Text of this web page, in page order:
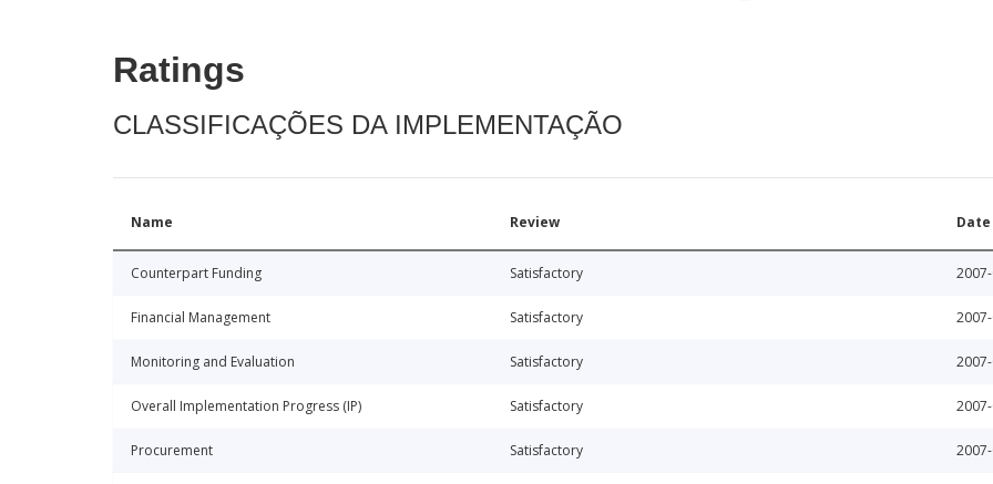
Ratings
CLASSIFICAÇÕES DA IMPLEMENTAÇÃO
Name Review Date
Counterpart Funding Satisfactory
Financial Management Satisfactory
Monitoring and Evaluation Satisfactory
Overall Implementation Progress (IP) Satisfactory
Procurement Satisfactory